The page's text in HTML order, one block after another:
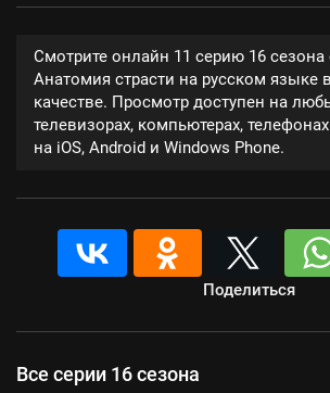
Смотрите онлайн 11 серию 16 сезона
Анатомия страсти на русском языке
качестве. Просмотр доступен на
телевизорах, компьютерах,
на iOS, Android и Windows Phone.
Поделиться
Все серии 16 сезона